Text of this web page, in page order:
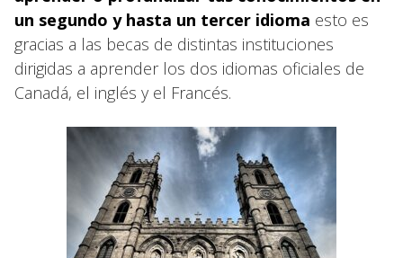
un segundo y hasta un tercer idioma esto es
gracias a las becas de distintas instituciones
dirigidas a aprender los dos idiomas oficiales de
Canadá, el inglés y el Francés.